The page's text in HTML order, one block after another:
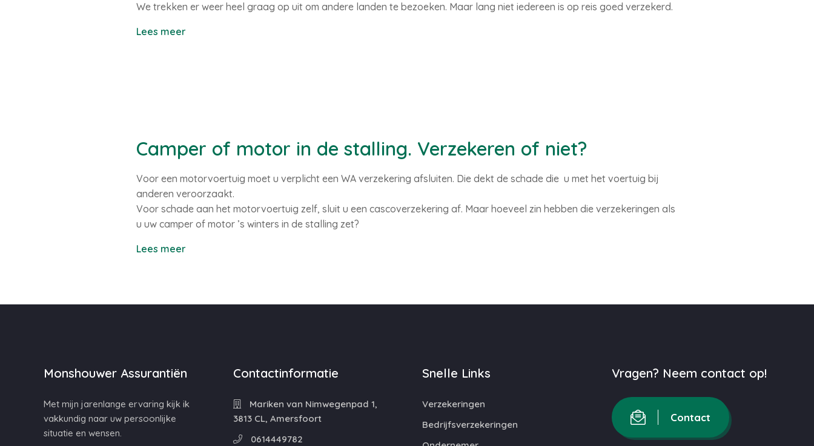
We trekken er weer heel graag op uit om andere landen te bezoeken. Maar lang niet iedereen is op reis goed verzekerd.
Lees meer
Camper of motor in de stalling. Verzekeren of niet?
Voor een motorvoertuig moet u verplicht een WA verzekering afsluiten. Die dekt de schade die u met het voertuig bij
anderen veroorzaakt.
Voor schade aan het motorvoertuig zelf, sluit u een cascoverzekering af. Maar hoeveel zin hebben die verzekeringen als
u uw camper of motor ’s winters in de stalling zet?
Lees meer
Monshouwer Assurantiën
Met mijn jarenlange ervaring kijk ik
vakkundig naar uw persoonlijke
situatie en wensen.
Contactinformatie
Mariken van Nimwegenpad 1,
3813 CL, Amersfoort
0614449782
Snelle Links
Verzekeringen
Bedrijfsverzekeringen
Vragen? Neem contact op!
Contact